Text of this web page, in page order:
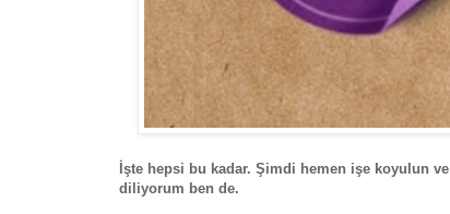
İşte hepsi bu kadar. Şimdi hemen işe koyulun
diliyorum ben de.